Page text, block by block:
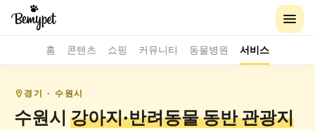
홈 콘텐츠 쇼핑 커뮤니티 동물병원 서비스
경기 · 수원시
수원시 강아지·반려동물 동반관광지